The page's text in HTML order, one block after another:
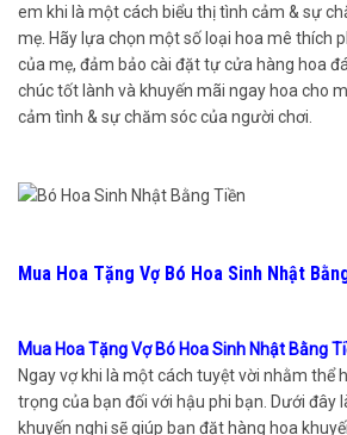
em khi là một cách biểu thị tình cảm & sự
mẹ. Hãy lựa chọn một số loại hoa mê thích
của mẹ, đảm bảo cài đặt tự cửa hàng hoa
chúc tốt lành và khuyến mãi ngay hoa cho
cảm tình & sự chăm sóc của người chơi.
Mua Hoa Tặng Vợ Bó Hoa Sinh Nhật
Mua Hoa Tặng Vợ Bó Hoa Sinh Nhật Bằng
Ngay vợ khi là một cách tuyệt vời nhằm thể
trọng của bạn đối với hậu phi bạn. Dưới đây
khuyến nghị sẽ giúp bạn đặt hàng hoa